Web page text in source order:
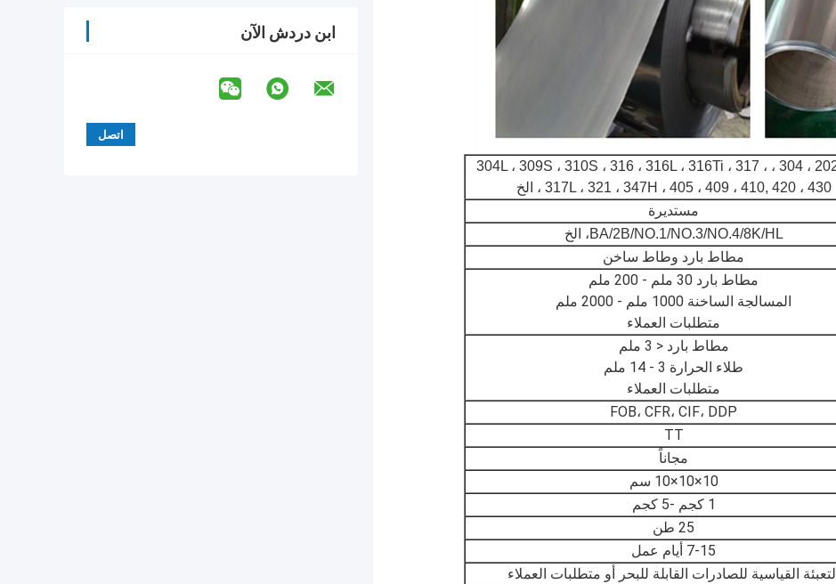
ابن دردش الآن
201، 202 ، 304 ، 304L ، 309S ، 310S ، 316 ، 316L ، 316Ti ، 317 ،
317L ، 321 ، 347H ، 405 ، 409 ، 410, 420 ، 430 ، الخ
مستديرة
BA/2B/NO.1/NO.3/NO.4/8K/HL، الخ
مطاط بارد وطاط ساخن
مطاط بارد 30 ملم - 200 ملم
المسالجة الساخنة 1000 ملم - 2000 ملم
متطلبات العملاء
مطاط بارد < 3 ملم
طلاء الحرارة 3 - 14 ملم
متطلبات العملاء
FOB، CFR، CIF، DDP
TT
مجاناً
10×10×10 سم
1 كجم -5 كجم
25 طن
7-15 أيام عمل
التعبئة القياسية للصادرات القابلة للبحر أو متطلبات العملاء